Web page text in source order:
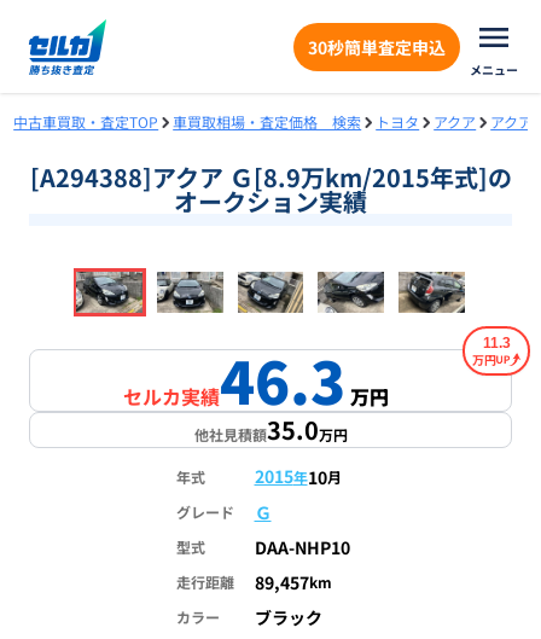
30秒簡単査定申込
メニュー
中古車買取・査定TOP 車買取相場・査定価格 検索 トヨタ アクア アクア
[A294388]アクア Ｇ[8.9万km/2015年式]の
オークション実績
1/18
セルカ実績46.3万円
11.3
万円
他社見積額35.0万円
年式 2015年10月
グレード
Ｇ
型式 DAA-NHP10
走行距離 89,457km
カラー
ブラック